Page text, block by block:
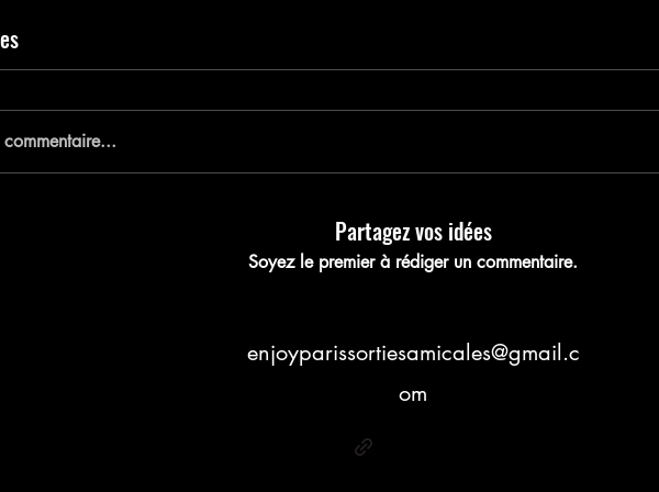
Enregistrez votre
Partagez vos idées
Soyez le premier à rédiger un commentaire.
enjoyparissortiesamicales@gmail.c
om